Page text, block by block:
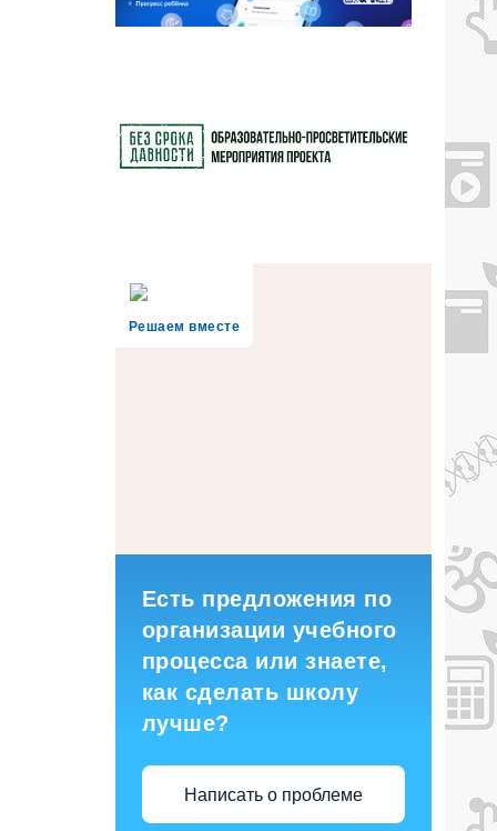
Решаем вместе
Есть предложения по
организации учебного
процесса или знаете,
как сделать школу
лучше?
Написать о проблеме